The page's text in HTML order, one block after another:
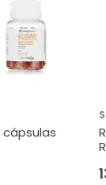
cápsulas